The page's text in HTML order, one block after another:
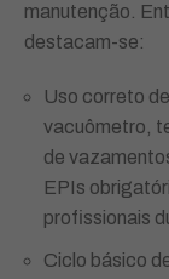
manutenção.
destacam-se:
Uso correto
vacuômetro,
de
EPIs
profissionais
Ciclo básico